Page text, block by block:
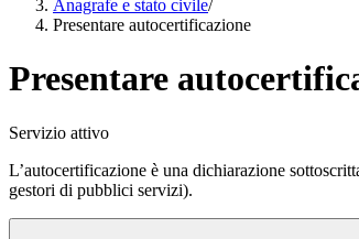
Anagrafe e stato civile/
Presentare autocertificazione
Presentare
Servizio attivo
L’autocertificazione è una dichiarazione
gestori di pubblici servizi).